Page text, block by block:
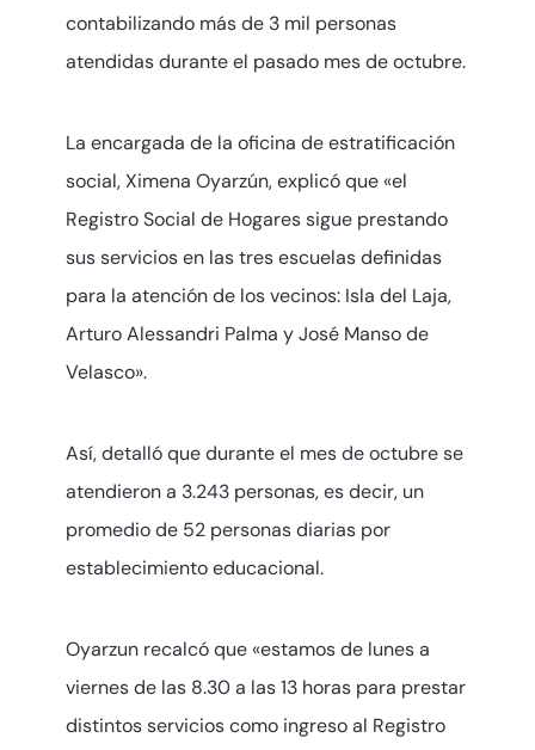
contabilizando más de 3 mil personas
atendidas durante el pasado mes de octubre.
La encargada de la oficina de estratificación
social, Ximena Oyarzún, explicó que «el
Registro Social de Hogares sigue prestando
sus servicios en las tres escuelas definidas
para la atención de los vecinos: Isla del Laja,
Arturo Alessandri Palma y José Manso de
Velasco».
Así, detalló que durante el mes de octubre se
atendieron a 3.243 personas, es decir, un
promedio de 52 personas diarias por
establecimiento educacional.
Oyarzun recalcó que «estamos de lunes a
viernes de las 8.30 a las 13 horas para prestar
distintos servicios como ingreso al Registro